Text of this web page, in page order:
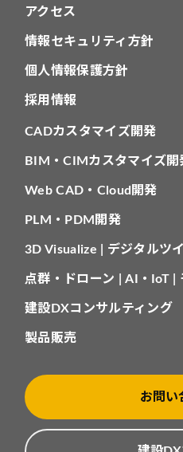
アクセス
情報セキュリティ方針
個人情報保護方針
採用情報
CADカスタマイズ開発
BIM・CIMカスタマイズ開
Web CAD・Cloud開発
PLM・PDM開発
3D Visualize | デジタルツ
点群・ドローン | AI・IoT |
建設DXコンサルティング
製品販売
お問い